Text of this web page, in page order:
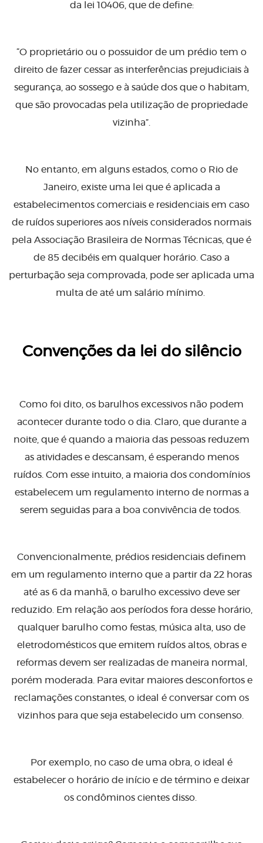
da lei 10406, que de define:
“O proprietário ou o possuidor de um prédio tem o
direito de fazer cessar as interferências prejudiciais à
segurança, ao sossego e à saúde dos que o habitam,
que são provocadas pela utilização de propriedade
vizinha”.
No entanto, em alguns estados, como o Rio de
Janeiro, existe uma lei que é aplicada a
estabelecimentos comerciais e residenciais em caso
de ruídos superiores aos níveis considerados normais
pela Associação Brasileira de Normas Técnicas, que é
de 85 decibéis em qualquer horário. Caso a
perturbação seja comprovada, pode ser aplicada uma
multa de até um salário mínimo.
Convenções da lei do silêncio
Como foi dito, os barulhos excessivos não podem
acontecer durante todo o dia. Claro, que durante a
noite, que é quando a maioria das pessoas reduzem
as atividades e descansam, é esperando menos
ruídos. Com esse intuito, a maioria dos condomínios
estabelecem um regulamento interno de normas a
serem seguidas para a boa convivência de todos.
Convencionalmente, prédios residenciais definem
em um regulamento interno que a partir da 22 horas
até as 6 da manhã, o barulho excessivo deve ser
reduzido. Em relação aos períodos fora desse horário,
qualquer barulho como festas, música alta, uso de
eletrodomésticos que emitem ruídos altos, obras e
reformas devem ser realizadas de maneira normal,
porém moderada. Para evitar maiores desconfortos e
reclamações constantes, o ideal é conversar com os
vizinhos para que seja estabelecido um consenso.
Por exemplo, no caso de uma obra, o ideal é
estabelecer o horário de início e de término e deixar
os condôminos cientes disso.